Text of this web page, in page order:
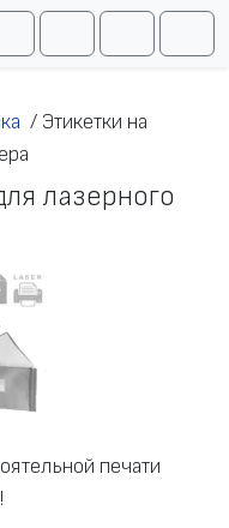
SearchAccountCart
/ Этикетки на
лазерного
печати